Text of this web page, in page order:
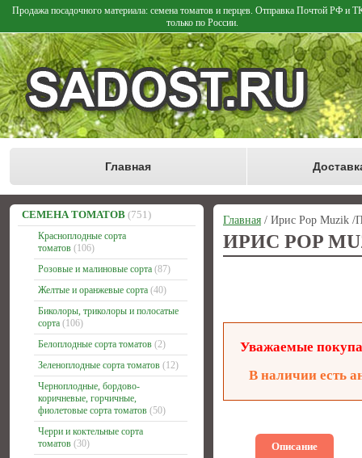
Продажа посадочного материала: семена томатов и перцев. Отправка Почтой РФ и
только по России.
Главная
СЕМЕНА ТОМАТОВ (751)
Красноплодные сорта
томатов (106)
Розовые и малиновые сорта (87)
Желтые и оранжевые сорта (40)
Биколоры, триколоры и полосатые
сорта (106)
Белоплодные сорта томатов (2)
Зеленоплодные сорта томатов (12)
Черноплодные, бордово-
коричневые, горчичные,
фиолетовые сорта томатов (50)
Черри и коктельные сорта
томатов (30)
Главная / Ирис Pop Muzik /
ИРИС POP
Уважаемые
В наличии есть
Описание